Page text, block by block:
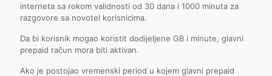
interneta sa rokom validnosti od 30 dana i 1000 minuta za
razgovore sa novotel korisnicima.
Da bi korisnik mogao koristit dodijeljene GB i minute, glavni
prepaid račun mora biti aktivan.
Ako je postojao vremenski period u kojem glavni prepaid